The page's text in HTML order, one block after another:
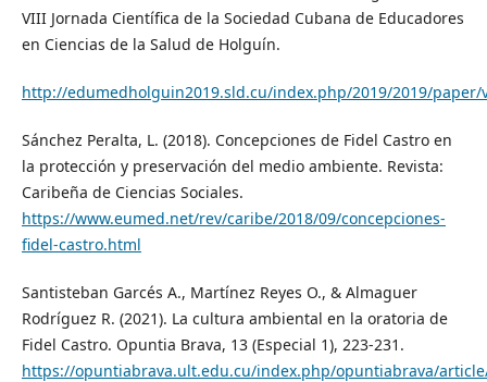
VIII Jornada Científica de la Sociedad Cubana de Educadores
en Ciencias de la Salud de Holguín.
http://edumedholguin2019.sld.cu/index.php/2019/2019/paper/
Sánchez Peralta, L. (2018). Concepciones de Fidel Castro en
la protección y preservación del medio ambiente. Revista:
Caribeña de Ciencias Sociales.
https://www.eumed.net/rev/caribe/2018/09/concepciones-
fidel-castro.html
Santisteban Garcés A., Martínez Reyes O., & Almaguer
Rodríguez R. (2021). La cultura ambiental en la oratoria de
Fidel Castro. Opuntia Brava, 13 (Especial 1), 223-231.
https://opuntiabrava.ult.edu.cu/index.php/opuntiabrava/